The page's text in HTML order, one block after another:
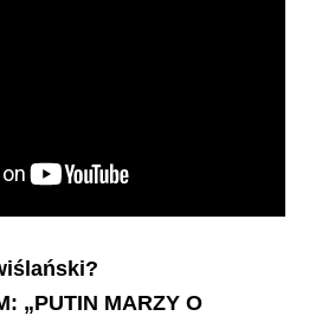
„PUTIN MARZY O